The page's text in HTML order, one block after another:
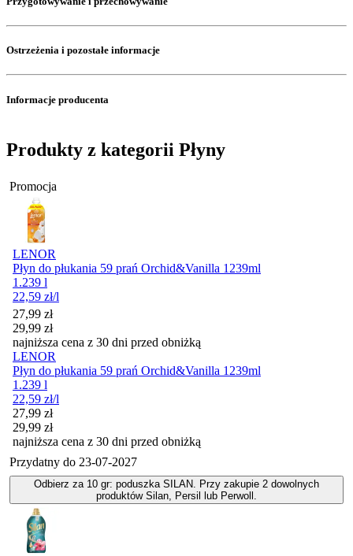
Ostrzeżenia i pozostałe informacje
Informacje producenta
Produkty z kategorii Płyny
Promocja
LENOR
Płyn do płukania 59 prań Orchid&Vanilla 1239ml
1.239 l
22,59 zł/l
Cena promocyjna
27,99 zł
29,99 zł
najniższa cena z 30 dni przed obniżką
LENOR
Płyn do płukania 59 prań Orchid&Vanilla 1239ml
1.239 l
22,59 zł/l
Cena promocyjna
27,99 zł
29,99 zł
najniższa cena z 30 dni przed obniżką
Przydatny do 23-07-2027
Odbierz za 10 gr: poduszka SILAN. Przy zakupie 2 dowolnych
produktów Silan, Persil lub Perwoll.